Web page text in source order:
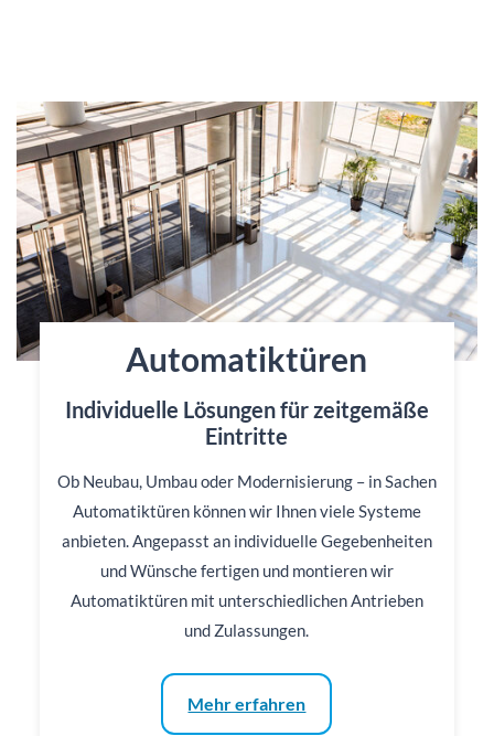
Automatiktüren
Individuelle Lösungen für zeitgemäße
Eintritte
Ob Neubau, Umbau oder Modernisierung – in Sachen
Automatiktüren können wir Ihnen viele Systeme
anbieten. Angepasst an individuelle Gegebenheiten
und Wünsche fertigen und montieren wir
Automatiktüren mit unterschiedlichen Antrieben
und Zulassungen.
Mehr erfahren